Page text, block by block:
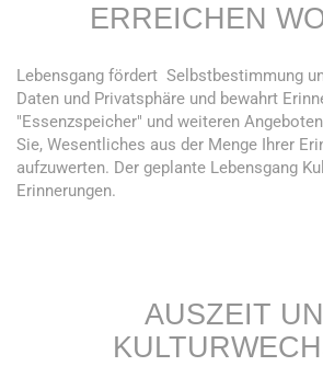
ERREICHEN
Lebensgang fördert Selbstbestimmung
Daten und Privatsphäre und bewahrt
"Essenzspeicher" und weiteren
Sie, Wesentliches aus der Menge Ihrer
aufzuwerten. Der geplante Lebensgang
Erinnerungen.
AUSZEIT